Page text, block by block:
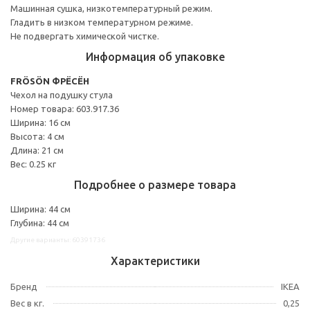
Машинная сушка, низкотемпературный режим.
Гладить в низком температурном режиме.
Не подвергать химической чистке.
Информация об упаковке
FRÖSÖN ФРЁСЁН
Чехол на подушку стула
Номер товара: 603.917.36
Ширина: 16 см
Высота: 4 см
Длина: 21 см
Вес: 0.25 кг
Подробнее о размере товара
Ширина: 44 см
Глубина: 44 см
Характеристики
Бренд
IKEA
Вес в кг.
0,25